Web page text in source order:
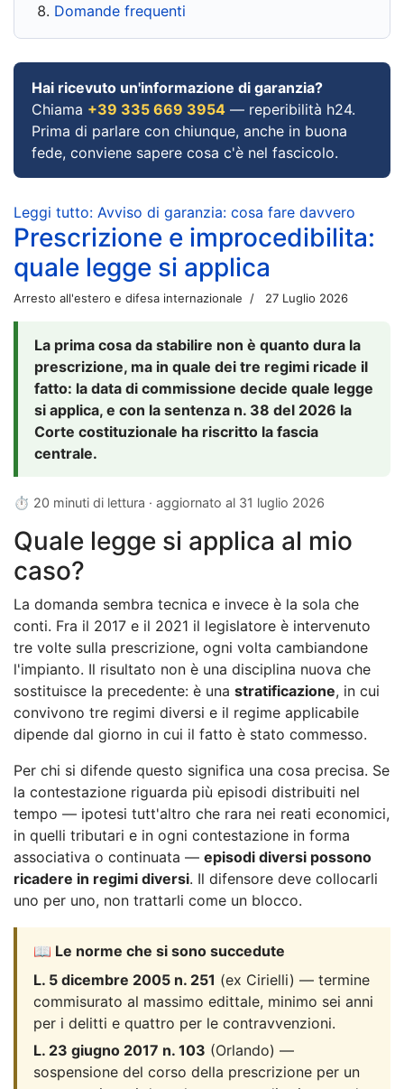
Domande frequenti
Hai ricevuto un'informazione di garanzia?
Chiama +39 335 669 3954 — reperibilità h24.
Prima di parlare con chiunque, anche in buona
fede, conviene sapere cosa c'è nel fascicolo.
Leggi tutto: Avviso di garanzia: cosa fare davvero
Prescrizione e improcedibilita:
quale legge si applica
Arresto all'estero e difesa internazionale 27 Luglio 2026
La prima cosa da stabilire non è quanto dura la
prescrizione, ma in quale dei tre regimi ricade il
fatto: la data di commissione decide quale legge
si applica, e con la sentenza n. 38 del 2026 la
Corte costituzionale ha riscritto la fascia
centrale.
⏱ 20 minuti di lettura · aggiornato al 31 luglio 2026
Quale legge si applica al mio
caso?
La domanda sembra tecnica e invece è la sola che
conti. Fra il 2017 e il 2021 il legislatore è intervenuto
tre volte sulla prescrizione, ogni volta cambiandone
l'impianto. Il risultato non è una disciplina nuova che
sostituisce la precedente: è una stratificazione, in cui
convivono tre regimi diversi e il regime applicabile
dipende dal giorno in cui il fatto è stato commesso.
Per chi si difende questo significa una cosa precisa. Se
la contestazione riguarda più episodi distribuiti nel
tempo — ipotesi tutt'altro che rara nei reati economici,
in quelli tributari e in ogni contestazione in forma
associativa o continuata — episodi diversi possono
ricadere in regimi diversi. Il difensore deve collocarli
uno per uno, non trattarli come un blocco.
📖 Le norme che si sono succedute
L. 5 dicembre 2005 n. 251 (ex Cirielli) — termine
commisurato al massimo edittale, minimo sei anni
per i delitti e quattro per le contravvenzioni.
L. 23 giugno 2017 n. 103 (Orlando) —
sospensione del corso della prescrizione per un